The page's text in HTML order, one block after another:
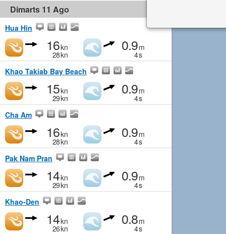
Dimarts 11 Ago
Hua Hin
16kn
28kn
0.9m
4s
Khao Takiab Bay Beach
15kn
29kn
0.9m
4s
Cha Am
16kn
28kn
0.9m
4s
Pak Nam Pran
14kn
29kn
0.9m
4s
Khao-Den
14kn
26kn
0.8m
4s